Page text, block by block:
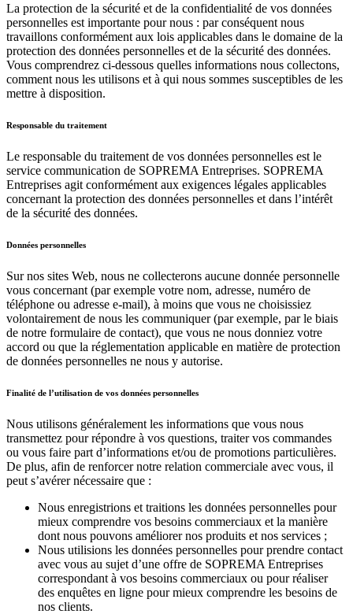
La protection de la sécurité et de la confidentialité de vos données
personnelles est importante pour nous : par conséquent nous
travaillons conformément aux lois applicables dans le domaine de la
protection des données personnelles et de la sécurité des données.
Vous comprendrez ci-dessous quelles informations nous collectons,
comment nous les utilisons et à qui nous sommes susceptibles de les
mettre à disposition.
Responsable du traitement
Le responsable du traitement de vos données personnelles est le
service communication de SOPREMA Entreprises. SOPREMA
Entreprises agit conformément aux exigences légales applicables
concernant la protection des données personnelles et dans l’intérêt
de la sécurité des données.
Données personnelles
Sur nos sites Web, nous ne collecterons aucune donnée personnelle
vous concernant (par exemple votre nom, adresse, numéro de
téléphone ou adresse e-mail), à moins que vous ne choisissiez
volontairement de nous les communiquer (par exemple, par le biais
de notre formulaire de contact), que vous ne nous donniez votre
accord ou que la réglementation applicable en matière de protection
de données personnelles ne nous y autorise.
Finalité de l’utilisation de vos données personnelles
Nous utilisons généralement les informations que vous nous
transmettez pour répondre à vos questions, traiter vos commandes
ou vous faire part d’informations et/ou de promotions particulières.
De plus, afin de renforcer notre relation commerciale avec vous, il
peut s’avérer nécessaire que :
Nous enregistrions et traitions les données personnelles pour
mieux comprendre vos besoins commerciaux et la manière
dont nous pouvons améliorer nos produits et nos services ;
Nous utilisions les données personnelles pour prendre contact
avec vous au sujet d’une offre de SOPREMA Entreprises
correspondant à vos besoins commerciaux ou pour réaliser
des enquêtes en ligne pour mieux comprendre les besoins de
nos clients.